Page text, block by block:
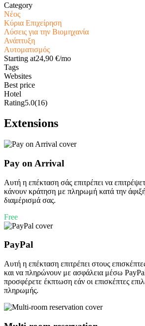
Category
Νέος
Κύρια Επιχείρηση
Λύσεις για την Βιομηχανία
Ανάπτυξη
Αυτοματισμός
Starting at24,90 €/mo
Tags
Websites
Best price
Hotel
Rating5.0(16)
Extensions
Pay on Arrival
Αυτή η επέκταση σάς επιτρέπει να
κάνουν κράτηση με πληρωμή κατά την
διαμέρισμά σας.
Free
PayPal
Αυτή η επέκταση επιτρέπει στους
και να πληρώνουν με ασφάλεια μέσω
προσφέρετε έκπτωση εάν οι επισκέπτες
πληρωμής.